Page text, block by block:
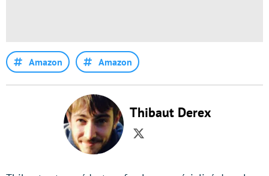
Amazon Amazon
Thibaut Derex
Twitter